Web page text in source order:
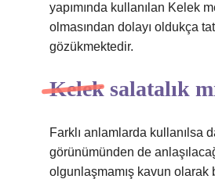
yapımında kullanılan Kelek
olmasından dolayı oldukça
gözükmektedir.
Kelek salatalık
Farklı anlamlarda kullanılsa
görünümünden de
olgunlaşmamış kavun olarak